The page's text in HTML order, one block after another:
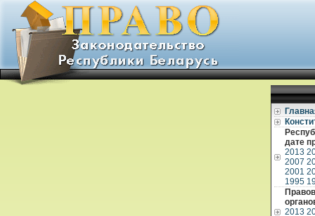
дате
2013
2007
2001
1995
2013